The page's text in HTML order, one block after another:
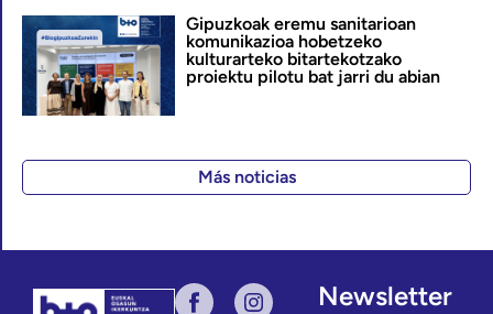
Gipuzkoak eremu sanitarioan
komunikazioa hobetzeko
kulturarteko bitartekotzako
proiektu pilotu bat jarri du abian
Más noticias
Newsletter